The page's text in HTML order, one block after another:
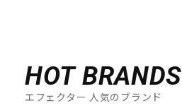
HOT BRANDS
エフェクター 人気のブランド